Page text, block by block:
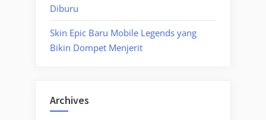
Diburu
Skin Epic Baru Mobile Legends yang
Bikin Dompet Menjerit
Archives